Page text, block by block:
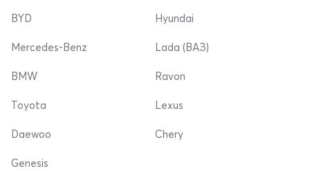
BYD
Mercedes-Benz
Hyundai
Lada (ВАЗ)
BMW
Toyota
Daewoo
Ravon
Lexus
Chery
Genesis